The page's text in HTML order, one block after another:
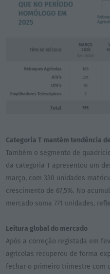
Categoria T mantém tendência
Também o segmento de
da categoria T apresentou um
março, com 330 unidades
crescimento de 67,5%. No
mercado soma 771 unidades,
Leitura global do mercado
Após a correção registada em
agrícolas recuperou de forma
fechar o primeiro trimestre com